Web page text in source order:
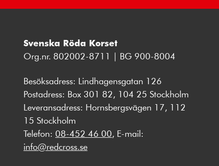
Svenska Röda Korset
Org.nr. 802002-8711 | BG 900-8004
Besöksadress: Lindhagensgatan 126
Postadress: Box 301 82, 104 25 Stockholm
Leveransadress: Hornsbergsvägen 17, 112
15 Stockholm
Telefon: 08-452 46 00, E-mail:
info@redcross.se